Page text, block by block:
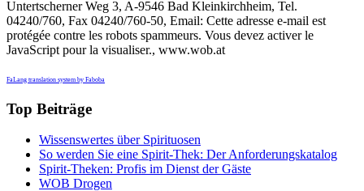
Untertscherner Weg 3, A-9546 Bad Kleinkirchheim, Tel.
04240/760, Fax 04240/760-50, Email: Cette adresse e-mail est
protégée contre les robots spammeurs. Vous devez activer le
JavaScript pour la visualiser., www.wob.at
FaLang translation system by Faboba
Top Beiträge
Wissenswertes über Spirituosen
So werden Sie eine Spirit-Thek: Der Anforderungskatalog
Spirit-Theken: Profis im Dienst der Gäste
WOB Drogen